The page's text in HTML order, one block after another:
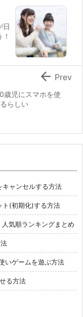
日
歳児にスマホを使
らしい
 Prev
ャンセルする方法
ト(初期化)する方法
人気順ランキングまとめ
いゲームを遊ぶ方法
る方法